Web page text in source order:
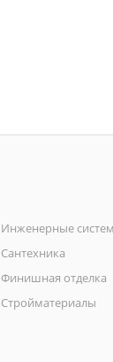
Инженерные
Сантехника
Финишная отделка
Стройматериалы